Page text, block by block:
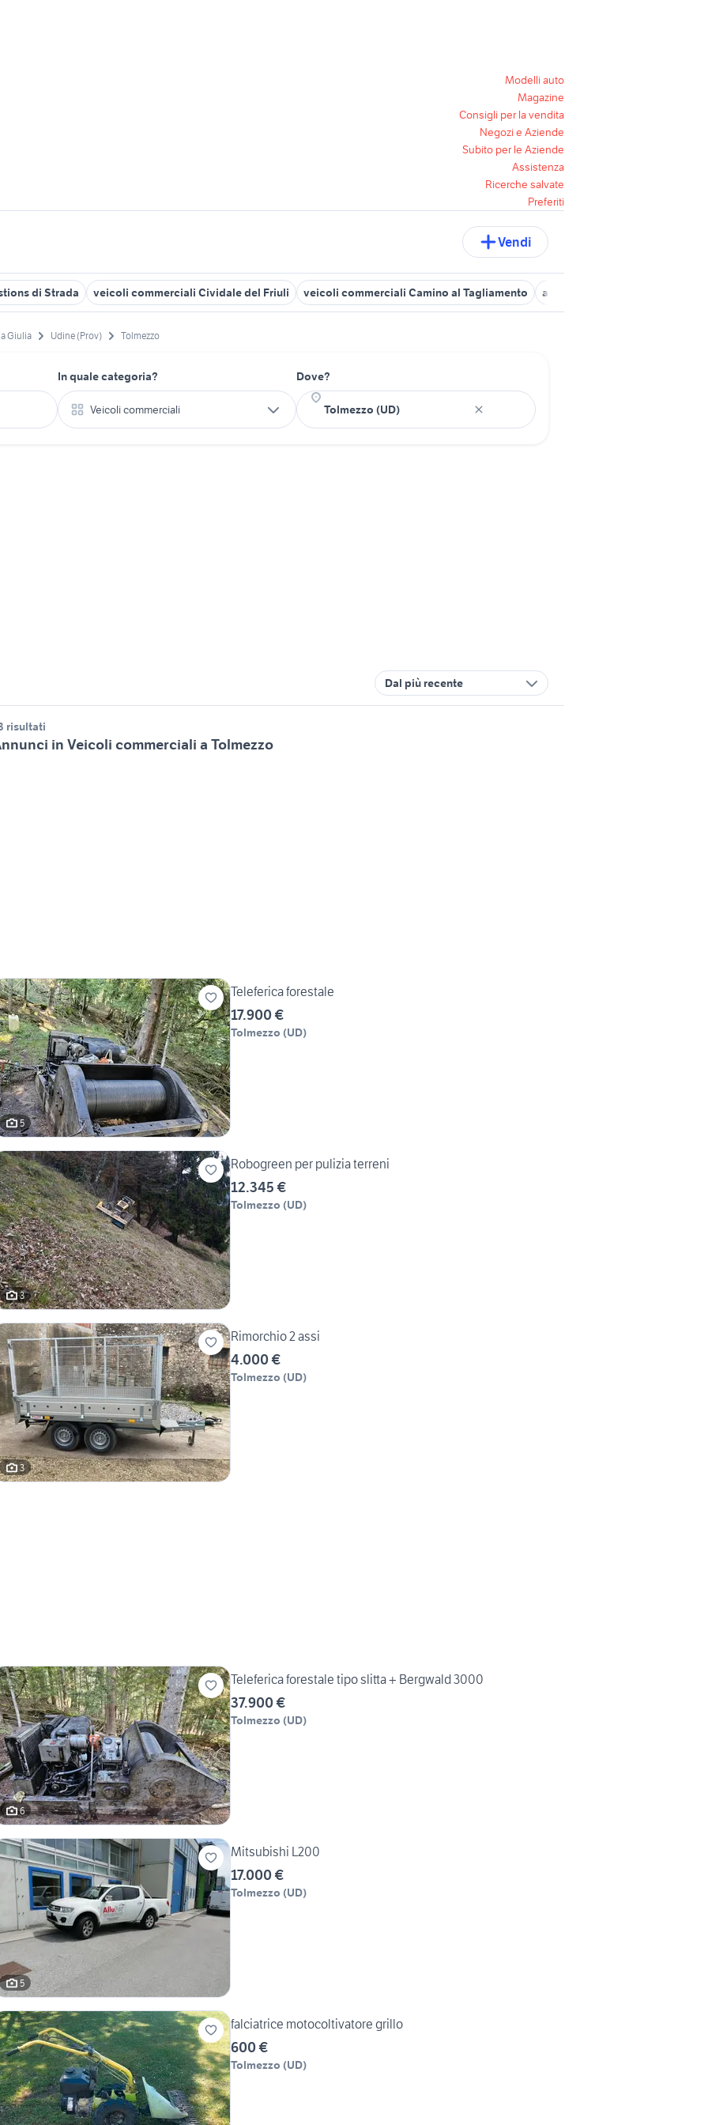
Modelli auto
Magazine
Consigli per la vendita
Negozi e Aziende
Subito per le Aziende
Assistenza
Ricerche salvate
Preferiti
Vendi
di Strada veicoli commerciali Cividale del Friuli veicoli commerciali Camino al Tagliamento affitto locali Buja
Giulia Udine (Prov) Tolmezzo
In quale categoria?
Veicoli commerciali
Dove?
Dal più recente
risultati
in Veicoli commerciali a Tolmezzo
5
Teleferica forestale
17.900 €
Tolmezzo (UD)
3
Robogreen per pulizia terreni
12.345 €
Tolmezzo (UD)
3
Rimorchio 2 assi
4.000 €
Tolmezzo (UD)
6
Teleferica forestale tipo slitta + Bergwald 3000
37.900 €
Tolmezzo (UD)
5
Mitsubishi L200
17.000 €
Tolmezzo (UD)
falciatrice motocoltivatore grillo
600 €
Tolmezzo (UD)